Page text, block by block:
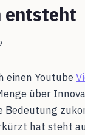
entsteht
einen Youtube
über
Bedeutung
hat steht